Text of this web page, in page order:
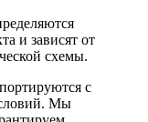
и зависят от
схемы.
с
Мы